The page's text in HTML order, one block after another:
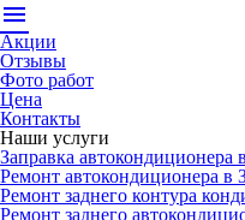
menu
Акции
Отзывы
Фото работ
Цена
Контакты
Наши услуги
Заправка автокондиционера
Ремонт автокондиционера в
Ремонт заднего контура
Ремонт заднего